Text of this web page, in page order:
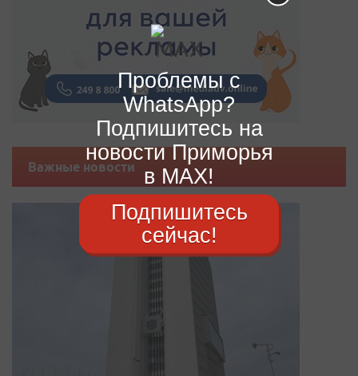
Важные новости
Проблемы с
WhatsApp?
Подпишитесь на
новости Приморья
в MAX!
Подпишитесь
сейчас!